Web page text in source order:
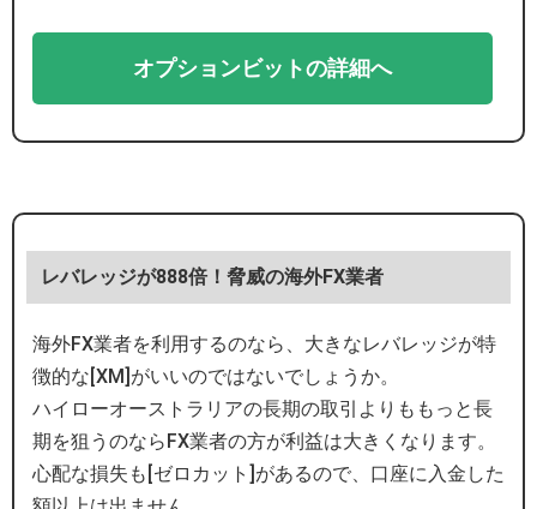
オプションビットの詳細へ
レバレッジが888倍！脅威の海外FX業者
海外FX業者を利用するのなら、大きなレバレッジが特
徴的な[XM]がいいのではないでしょうか。
ハイローオーストラリアの長期の取引よりももっと長
期を狙うのならFX業者の方が利益は大きくなります。
心配な損失も[ゼロカット]があるので、口座に入金した